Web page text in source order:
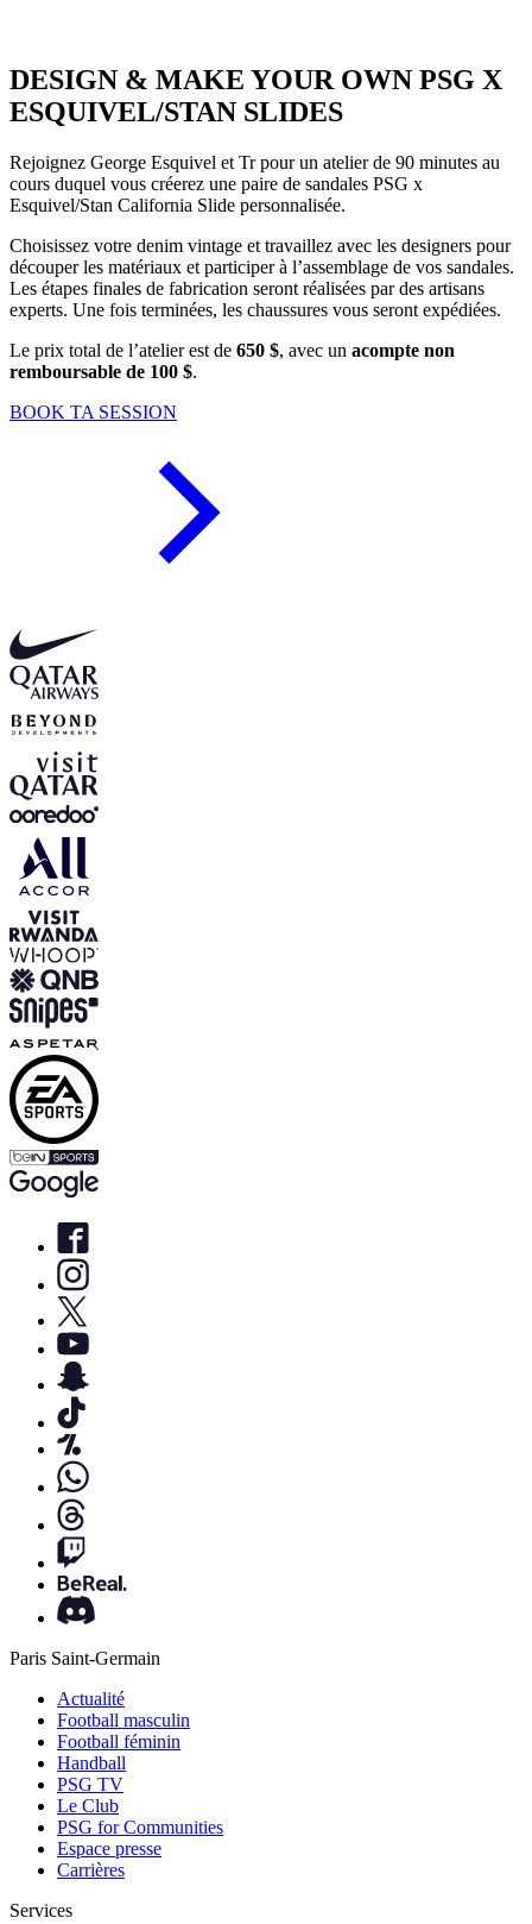
DESIGN & MAKE YOUR OWN PSG X
ESQUIVEL/STAN SLIDES
Rejoignez George Esquivel et Tr pour un atelier de 90 minutes au
cours duquel vous créerez une paire de sandales PSG x
Esquivel/Stan California Slide personnalisée.
Choisissez votre denim vintage et travaillez avec les designers pour
découper les matériaux et participer à l’assemblage de vos sandales.
Les étapes finales de fabrication seront réalisées par des artisans
experts. Une fois terminées, les chaussures vous seront expédiées.
Le prix total de l’atelier est de 650 $, avec un acompte non
remboursable de 100 $.
BOOK TA SESSION
Paris Saint-Germain
Actualité
Football masculin
Football féminin
Handball
PSG TV
Le Club
PSG for Communities
Espace presse
Carrières
Services